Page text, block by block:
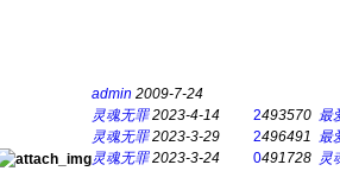
admin 2009-7-24
灵魂无罪 2023-4-14 2493570 最
灵魂无罪 2023-3-29 2496491 最
灵魂无罪 2023-3-24 0491728 灵